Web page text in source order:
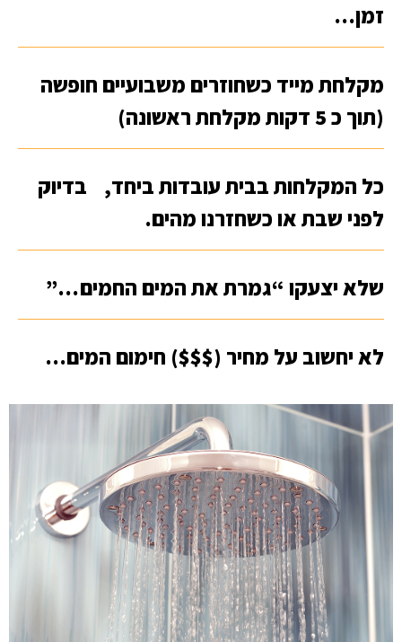
זמן…
מקלחת מייד כשחוזרים משבועיים חופשה
(תוך כ 5 דקות מקלחת ראשונה)
כל המקלחות בבית עובדות ביחד, בדיוק
לפני שבת או כשחזרנו מהים.
שלא יצעקו “גמרת את המים החמים …”
לא יחשוב על מחיר ($$$) חימום המים…